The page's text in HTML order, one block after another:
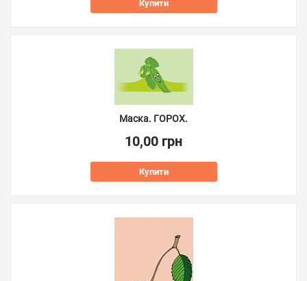
Купити
Маска. ГОРОХ.
10,00 грн
Купити